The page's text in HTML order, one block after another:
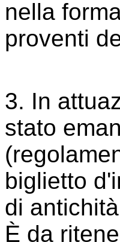
nella
proventi
3. In
stato
biglietto
di
È da